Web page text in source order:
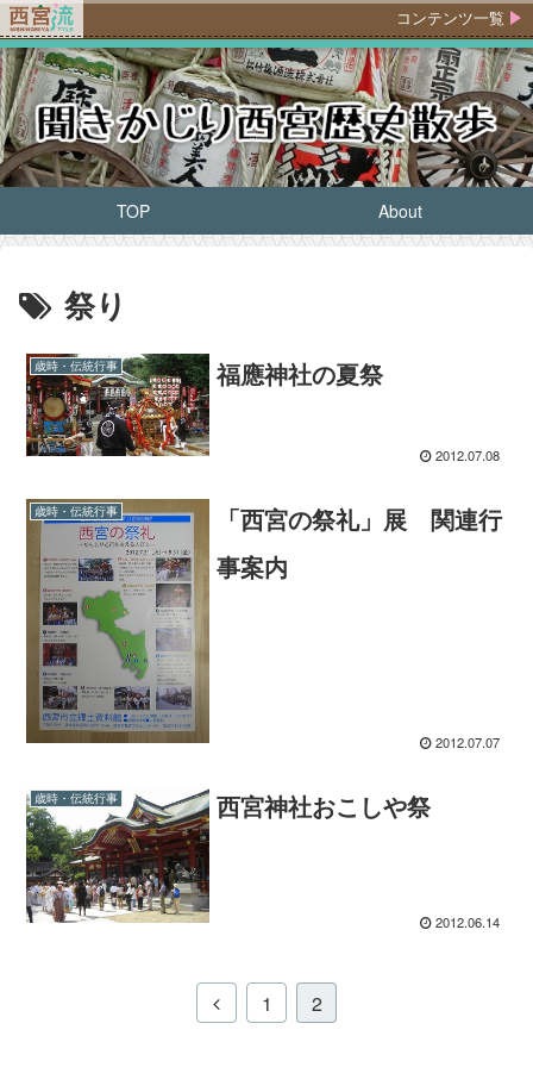
コンテンツ一覧
TOP About
祭り
歳時・伝統行事 福應神社の夏祭
2012.07.08
歳時・伝統行事
「西宮の祭礼」展 関連行
事案内
2012.07.07
歳時・伝統行事 西宮神社おこしや祭
2012.06.14
1 2